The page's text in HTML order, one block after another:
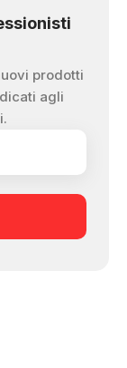
prodotti
agli